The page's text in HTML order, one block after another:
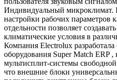
Индивидуальный микроклимат.
настройки рабочих параметров
отдельности позволяет
климатические условия в
Компания Electrolux
оборудования Super Match ERP
мультисплит-системы
что внешние блоки